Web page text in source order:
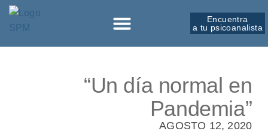
Encuentra
a tu psicoanalista
“Un día normal en
Pandemia”
AGOSTO 12, 2020